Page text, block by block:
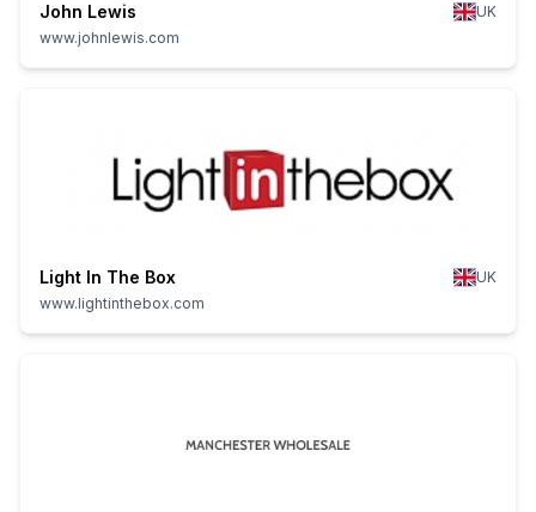
John Lewis
UK
www.johnlewis.com
Light In The Box
UK
www.lightinthebox.com